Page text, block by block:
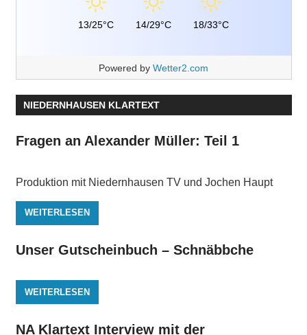
13/25°C 14/29°C 18/33°C
Powered by Wetter2.com
NIEDERNHAUSEN KLARTEXT
Fragen an Alexander Müller: Teil 1
Produktion mit Niedernhausen TV und Jochen Haupt
WEITERLESEN
Unser Gutscheinbuch – Schnäbbche
WEITERLESEN
NA Klartext Interview mit der